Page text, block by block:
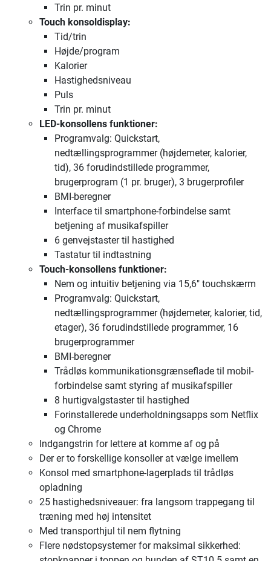
Trin pr. minut
Touch konsoldisplay:
Tid/trin
Højde/program
Kalorier
Hastighedsniveau
Puls
Trin pr. minut
LED-konsollens funktioner:
Programvalg: Quickstart,
nedtællingsprogrammer (højdemeter, kalorier,
tid), 36 forudindstillede programmer,
brugerprogram (1 pr. bruger), 3 brugerprofiler
BMI-beregner
Interface til smartphone-forbindelse samt
betjening af musikafspiller
6 genvejstaster til hastighed
Tastatur til indtastning
Touch-konsollens funktioner:
Nem og intuitiv betjening via 15,6" touchskærm
Programvalg: Quickstart,
nedtællingsprogrammer (højdemeter, kalorier, tid,
etager), 36 forudindstillede programmer, 16
brugerprogrammer
BMI-beregner
Trådløs kommunikationsgrænseflade til mobil-
forbindelse samt styring af musikafspiller
8 hurtigvalgstaster til hastighed
Forinstallerede underholdningsapps som Netflix
og Chrome
Indgangstrin for lettere at komme af og på
Der er to forskellige konsoller at vælge imellem
Konsol med smartphone-lagerplads til trådløs
opladning
25 hastighedsniveauer: fra langsom trappegang til
træning med høj intensitet
Med transporthjul til nem flytning
Flere nødstopsystemer for maksimal sikkerhed: